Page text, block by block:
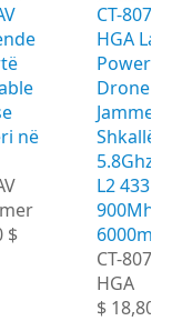
në
$
CT-
HGA
Power
Drone
Jammer
Shkallë
5.8Ghz
L2
900Mhz
6000m
CT-
HGA
$